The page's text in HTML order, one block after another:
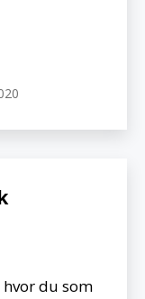
du som